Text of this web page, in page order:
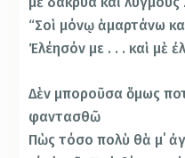
“Σοὶ μόνῳ ἁμαρτάνω
Ἐλέησόν με . . . καὶ μὲ
Δὲν μποροῦσα ὅμως
φαντασθῶ
Πὼς τόσο πολὺ θὰ μ΄